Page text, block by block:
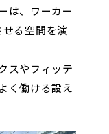
は、ワーカー
せる空間を演
スやフィッテ
く働ける設え